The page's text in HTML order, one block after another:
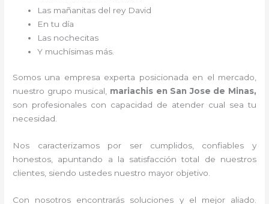
Las mañanitas del rey David
En tu día
Las nochecitas
Y muchísimas más.
Somos una empresa experta posicionada en el mercado,
nuestro grupo musical, mariachis en San Jose de Minas,
son profesionales con capacidad de atender cual sea tu
necesidad.
Nos caracterizamos por ser cumplidos, confiables y
honestos, apuntando a la satisfacción total de nuestros
clientes, siendo ustedes nuestro mayor objetivo.
Con nosotros encontrarás soluciones y el mejor aliado.